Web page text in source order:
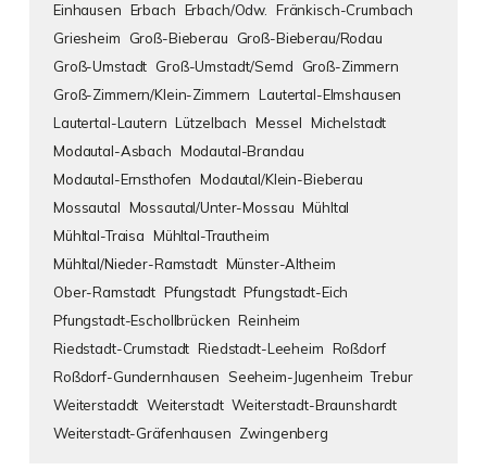
Einhausen Erbach Erbach/Odw.
Fränkisch-Crumbach
Griesheim
Groß-Bieberau
Groß-Bieberau/Rodau
Groß-Umstadt Groß-Umstadt/Semd
Groß-Zimmern
Groß-Zimmern/Klein-Zimmern Lautertal-Elmshausen
Lautertal-Lautern Lützelbach Messel Michelstadt
Modautal-Asbach Modautal-Brandau
Modautal-Ernsthofen Modautal/Klein-Bieberau
Mossautal Mossautal/Unter-Mossau Mühltal
Mühltal-Traisa Mühltal-Trautheim
Mühltal/Nieder-Ramstadt Münster-Altheim
Ober-Ramstadt Pfungstadt Pfungstadt-Eich
Pfungstadt-Eschollbrücken Reinheim
Riedstadt-Crumstadt Riedstadt-Leeheim Roßdorf
Roßdorf-Gundernhausen Seeheim-Jugenheim Trebur
Weiterstaddt Weiterstadt Weiterstadt-Braunshardt
Weiterstadt-Gräfenhausen Zwingenberg